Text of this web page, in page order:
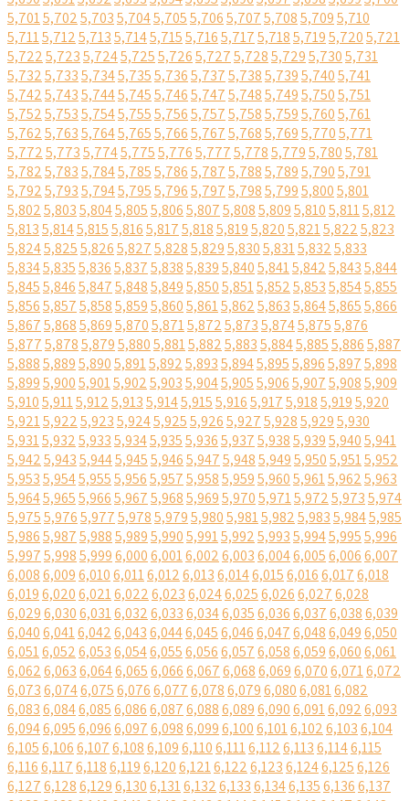
5,7015,7025,7035,7045,7055,7065,7075,7085,7095,710
5,7115,7125,7135,7145,7155,7165,7175,7185,7195,7205,721
5,7225,7235,7245,7255,7265,7275,7285,7295,7305,731
5,7325,7335,7345,7355,7365,7375,7385,7395,7405,741
5,7425,7435,7445,7455,7465,7475,7485,7495,7505,751
5,7525,7535,7545,7555,7565,7575,7585,7595,7605,761
5,7625,7635,7645,7655,7665,7675,7685,7695,7705,771
5,7725,7735,7745,7755,7765,7775,7785,7795,7805,781
5,7825,7835,7845,7855,7865,7875,7885,7895,7905,791
5,7925,7935,7945,7955,7965,7975,7985,7995,8005,801
5,8025,8035,8045,8055,8065,8075,8085,8095,8105,8115,812
5,8135,8145,8155,8165,8175,8185,8195,8205,8215,8225,823
5,8245,8255,8265,8275,8285,8295,8305,8315,8325,833
5,8345,8355,8365,8375,8385,8395,8405,8415,8425,8435,844
5,8455,8465,8475,8485,8495,8505,8515,8525,8535,8545,855
5,8565,8575,8585,8595,8605,8615,8625,8635,8645,8655,866
5,8675,8685,8695,8705,8715,8725,8735,8745,8755,876
5,8775,8785,8795,8805,8815,8825,8835,8845,8855,8865,887
5,8885,8895,8905,8915,8925,8935,8945,8955,8965,8975,898
5,8995,9005,9015,9025,9035,9045,9055,9065,9075,9085,909
5,9105,9115,9125,9135,9145,9155,9165,9175,9185,9195,920
5,9215,9225,9235,9245,9255,9265,9275,9285,9295,930
5,9315,9325,9335,9345,9355,9365,9375,9385,9395,9405,941
5,9425,9435,9445,9455,9465,9475,9485,9495,9505,9515,952
5,9535,9545,9555,9565,9575,9585,9595,9605,9615,9625,963
5,9645,9655,9665,9675,9685,9695,9705,9715,9725,9735,974
5,9755,9765,9775,9785,9795,9805,9815,9825,9835,9845,985
5,9865,9875,9885,9895,9905,9915,9925,9935,9945,9955,996
5,9975,9985,9996,0006,0016,0026,0036,0046,0056,0066,007
6,0086,0096,0106,0116,0126,0136,0146,0156,0166,0176,018
6,0196,0206,0216,0226,0236,0246,0256,0266,0276,028
6,0296,0306,0316,0326,0336,0346,0356,0366,0376,0386,039
6,0406,0416,0426,0436,0446,0456,0466,0476,0486,0496,050
6,0516,0526,0536,0546,0556,0566,0576,0586,0596,0606,061
6,0626,0636,0646,0656,0666,0676,0686,0696,0706,0716,072
6,0736,0746,0756,0766,0776,0786,0796,0806,0816,082
6,0836,0846,0856,0866,0876,0886,0896,0906,0916,0926,093
6,0946,0956,0966,0976,0986,0996,1006,1016,1026,1036,104
6,1056,1066,1076,1086,1096,1106,1116,1126,1136,1146,115
6,1166,1176,1186,1196,1206,1216,1226,1236,1246,1256,126
6,1276,1286,1296,1306,1316,1326,1336,1346,1356,1366,137